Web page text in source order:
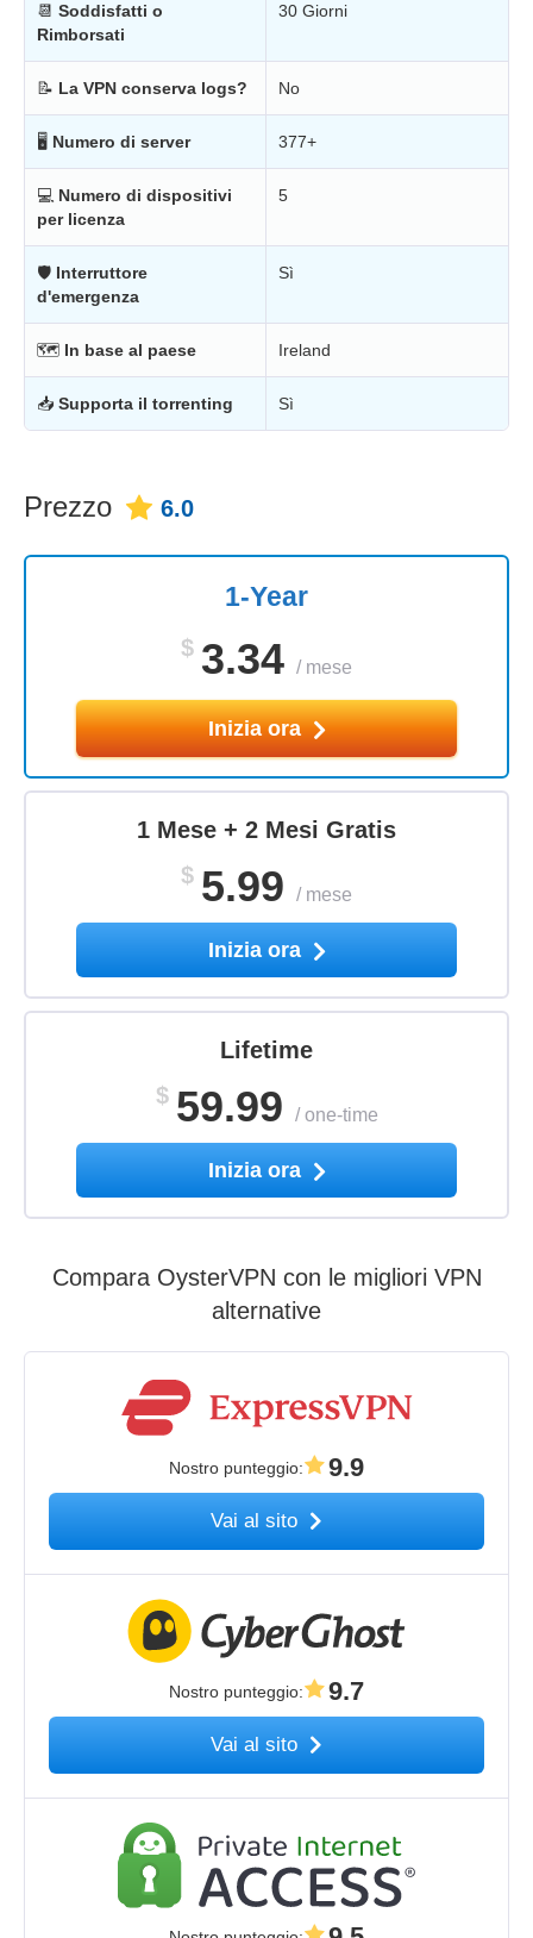
📆 Soddisfatti o
Rimborsati
30 Giorni
📝 La VPN conserva logs? No
🖥 Numero di server 377+
💻 Numero di dispositivi
per licenza
5
🛡 Interruttore
d'emergenza
Sì
🗺 In base al paese Ireland
📥 Supporta il torrenting Sì
Prezzo 6.0
1-Year
$ 3.34 / mese
Inizia ora
1 Mese + 2 Mesi Gratis
$ 5.99 / mese
Inizia ora
Lifetime
$ 59.99 /one-time
Inizia ora
Compara OysterVPN con le migliori VPN
alternative
Nostro punteggio: 9.9
Vai al sito
Nostro punteggio: 9.7
Vai al sito